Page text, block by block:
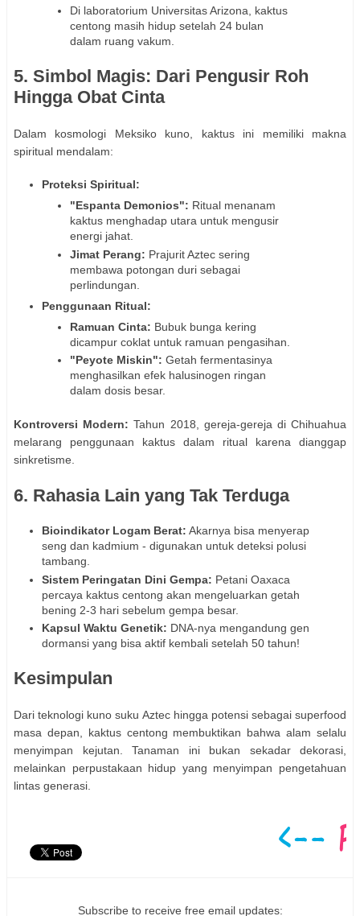
Di laboratorium Universitas Arizona, kaktus
centong masih hidup setelah 24 bulan
dalam ruang vakum.
5. Simbol Magis: Dari Pengusir Roh
Hingga Obat Cinta
Dalam kosmologi Meksiko kuno, kaktus ini memiliki makna
spiritual mendalam:
Proteksi Spiritual:
"Espanta Demonios": Ritual menanam
kaktus menghadap utara untuk mengusir
energi jahat.
Jimat Perang: Prajurit Aztec sering
membawa potongan duri sebagai
perlindungan.
Penggunaan Ritual:
Ramuan Cinta: Bubuk bunga kering
dicampur coklat untuk ramuan pengasihan.
"Peyote Miskin": Getah fermentasinya
menghasilkan efek halusinogen ringan
dalam dosis besar.
Kontroversi Modern: Tahun 2018, gereja-gereja di Chihuahua
melarang penggunaan kaktus dalam ritual karena dianggap
sinkretisme.
6. Rahasia Lain yang Tak Terduga
Bioindikator Logam Berat: Akarnya bisa menyerap
seng dan kadmium - digunakan untuk deteksi polusi
tambang.
Sistem Peringatan Dini Gempa: Petani Oaxaca
percaya kaktus centong akan mengeluarkan getah
bening 2-3 hari sebelum gempa besar.
Kapsul Waktu Genetik: DNA-nya mengandung gen
dormansi yang bisa aktif kembali setelah 50 tahun!
Kesimpulan
Dari teknologi kuno suku Aztec hingga potensi sebagai superfood
masa depan, kaktus centong membuktikan bahwa alam selalu
menyimpan kejutan. Tanaman ini bukan sekadar dekorasi,
melainkan perpustakaan hidup yang menyimpan pengetahuan
lintas generasi.
Subscribe to receive free email updates: